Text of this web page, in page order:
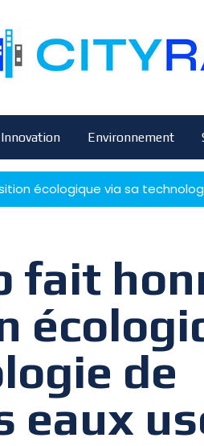
Innovation Environnement
écologique via sa
fait
de
eaux